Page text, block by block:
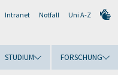
Intranet Notfall Uni A-Z
STUDIUM FORSCHUNG